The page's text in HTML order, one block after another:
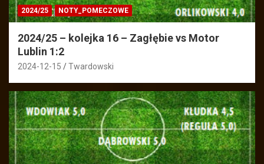
2024/25 NOTY_POMECZOWE
2024/25 – kolejka 16 – Zagłębie vs Motor
Lublin 1:2
2024-12-15 Twardowski